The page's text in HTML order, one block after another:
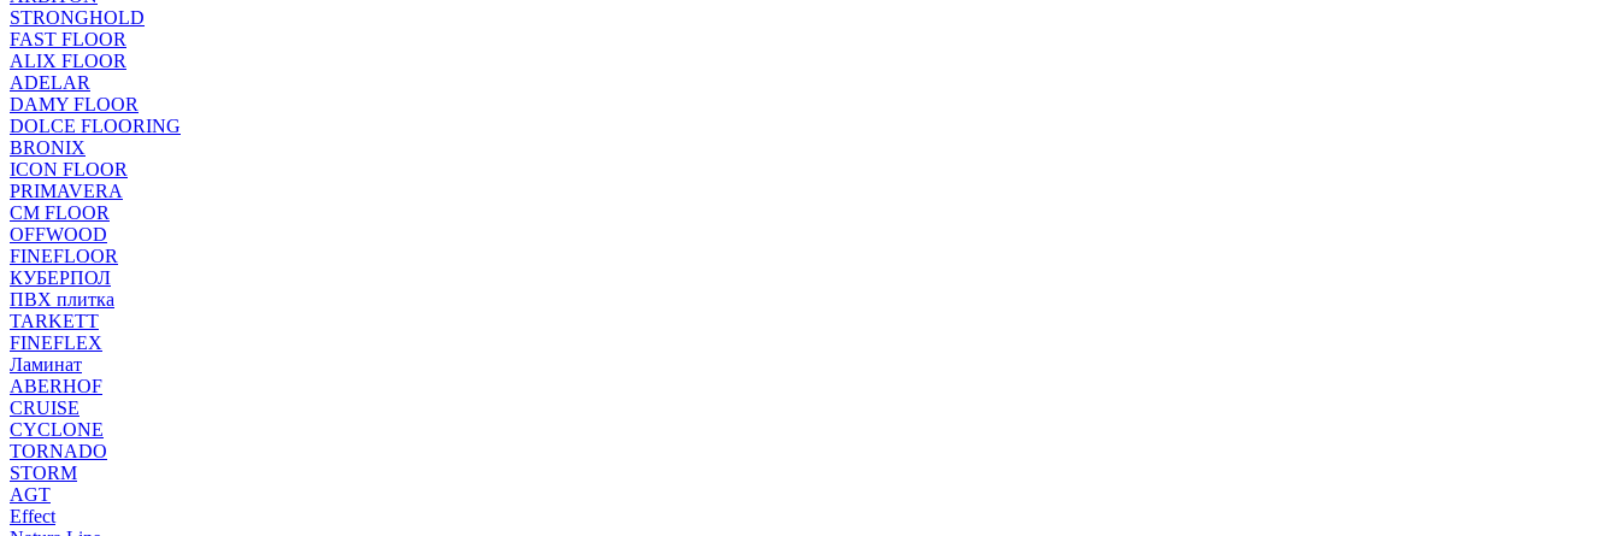
STRONGHOLD
FAST FLOOR
ALIX FLOOR
ADELAR
DAMY FLOOR
DOLCE FLOORING
BRONIX
ICON FLOOR
PRIMAVERA
CM FLOOR
OFFWOOD
FINEFLOOR
КУБЕРПОЛ
ПВХ плитка
TARKETT
FINEFLEX
Ламинат
ABERHOF
CRUISE
CYCLONE
TORNADO
STORM
AGT
Effect